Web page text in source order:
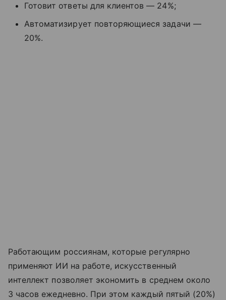
Готовит ответы для клиентов — 24%;
Автоматизирует повторяющиеся задачи —
20%.
Работающим россиянам, которые регулярно
применяют ИИ на работе, искусственный
интеллект позволяет экономить в среднем около
3 часов ежедневно. При этом каждый пятый (20%)